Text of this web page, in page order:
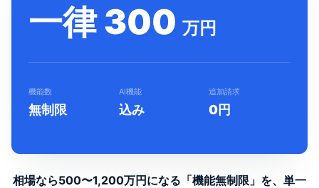
一律 300 万円
機能数
無制限
AI機能
込み
追加請求
0円
相場なら500〜1,200万円になる「機能無制限」を、 単一